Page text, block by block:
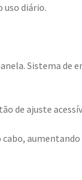
uso diário.
Sistema de
de ajuste
aumentando